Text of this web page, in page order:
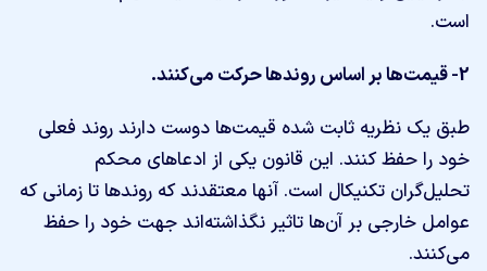
است.
2- قیمت‌ها بر اساس روندها حرکت می‌کنند.
طبق یک نظریه ثابت شده قیمت‌ها دوست دارند روند فعلی
خود را حفظ کنند. این قانون یکی از ادعاهای محکم
تحلیل‌گران تکنیکال است. آنها معتقدند که روندها تا زمانی که
عوامل خارجی بر آن‌ها تاثیر نگذاشته‌اند جهت خود را حفظ
می‌کنند.